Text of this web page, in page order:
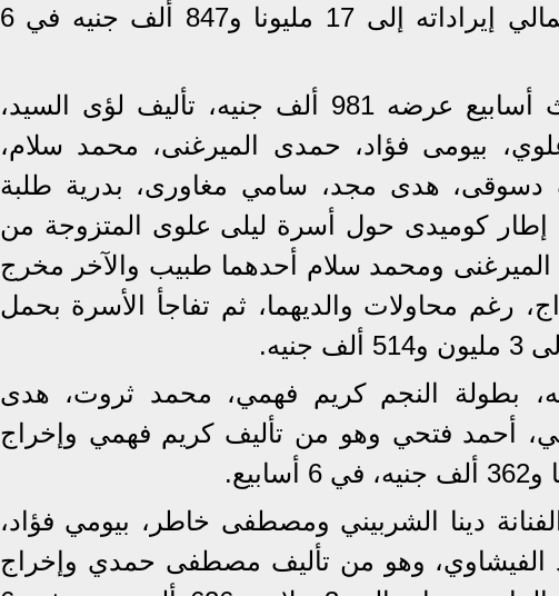
ومن إخراج محمود كريم، ليصل إجمالي إيراداته إلى 17 مليونا و847 ألف جنيه في 6
وحقق فيلم «ماما حامل» في ثالث أسابيع عرضه 981 ألف جنيه، تأليف لؤى السيد،
بيومى فؤاد، حمدى الميرغنى، محمد سلام،
دسوقى، هدى مجد، سامي مغاورى، بدرية طلبة
إطار كوميدى حول أسرة ليلى علوى المتزوجة من
الميرغنى ومحمد سلام أحدهما طبيب والآخر مخرج
رغم محاولات والديهما، ثم تفاجأ الأسرة بحمل
836 ألف جنيه، بطولة النجم كريم فهمي، محمد ثروت، هدى
أحمد فتحي وهو من تأليف كريم فهمي وإخراج
دينا الشربيني ومصطفى خاطر، بيومي فؤاد،
الفيشاوي، وهو من تأليف مصطفى حمدي وإخراج